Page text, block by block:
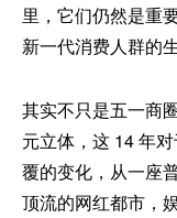
里，它们仍然是重
新一代消费人群的
其实不只是五一商
元立体，这 14 年
覆的变化，从一座
顶流的网红都市，